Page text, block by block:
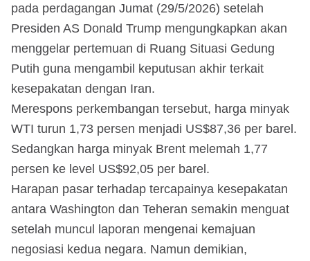
pada perdagangan Jumat (29/5/2026) setelah
Presiden AS Donald Trump mengungkapkan akan
menggelar pertemuan di Ruang Situasi Gedung
Putih guna mengambil keputusan akhir terkait
kesepakatan dengan Iran.
Merespons perkembangan tersebut, harga minyak
WTI turun 1,73 persen menjadi US$87,36 per barel.
Sedangkan harga minyak Brent melemah 1,77
persen ke level US$92,05 per barel.
Harapan pasar terhadap tercapainya kesepakatan
antara Washington dan Teheran semakin menguat
setelah muncul laporan mengenai kemajuan
negosiasi kedua negara. Namun demikian,